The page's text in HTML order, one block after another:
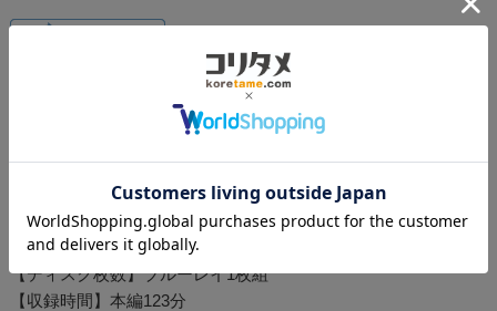
【出演】ファン・ジョンミン、ユ・アイン、ユ・ヘジン、オ・
ダルス、キム・シフ
【制作】2015年
【ディスク枚数】ブルーレイ1枚組
【収録時間】本編123分